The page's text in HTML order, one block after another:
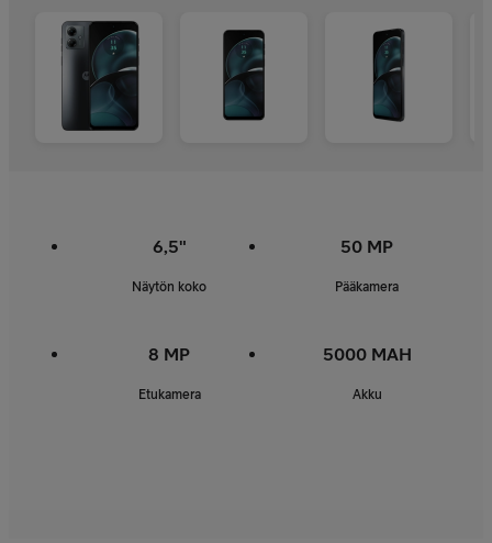
6,5"
Näytön koko
50 MP
Pääkamera
8 MP
Etukamera
5000 MAH
Akku